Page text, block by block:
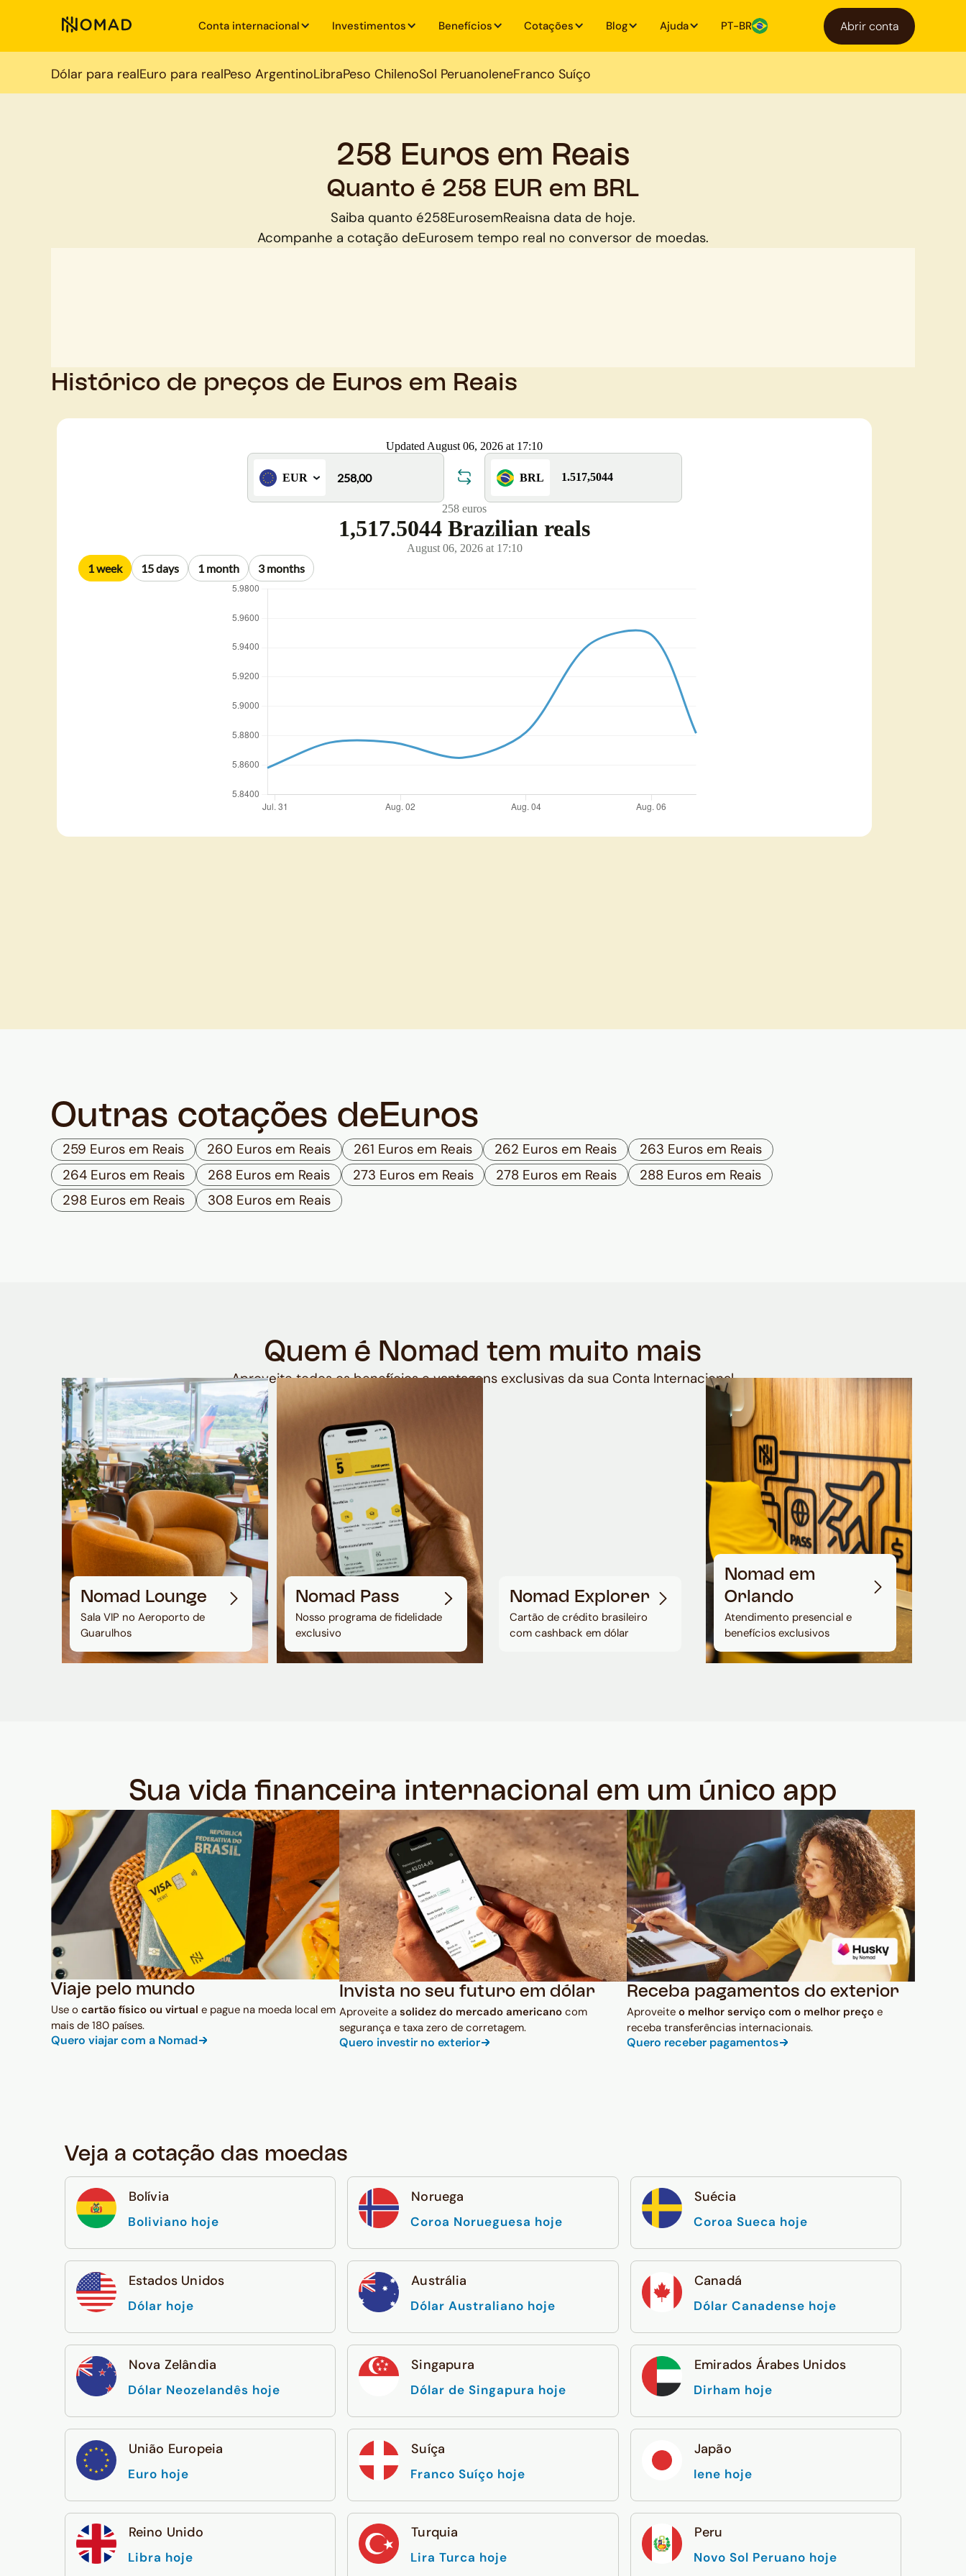
Conta internacional Investimentos Benefícios Cotações Blog Ajuda PT-BR Abrir conta
Dólar para realEuro para realPeso ArgentinoLibraPeso ChilenoSol PeruanoIeneFranco Suíço
258 Euros em Reais
Quanto é 258 EUR em BRL
Saiba quanto é258EurosemReaisna data de hoje.
Acompanhe a cotação deEurosem tempo real no conversor de moedas.
Histórico de preços de Euros em Reais
Outras cotações de Euros
259 Euros em Reais 260 Euros em Reais 261 Euros em Reais 262 Euros em Reais
263 Euros em Reais
264 Euros em Reais
268 Euros em Reais 273 Euros em Reais 278 Euros em Reais
288 Euros em Reais
298 Euros em Reais
308 Euros em Reais
Quem é Nomad tem muito mais
Aproveite todos os benefícios e vantagens exclusivas da sua Conta Internacional
Nomad Lounge
Sala VIP no Aeroporto de
Guarulhos
Nomad Pass
Nosso programa de fidelidade
exclusivo
Nomad Explorer
Cartão de crédito brasileiro
com cashback em dólar
Nomad em
Orlando
Atendimento presencial e
benefícios exclusivos
Sua vida financeira internacional em um único app
Viaje pelo mundo
Use o cartão físico ou virtual e pague na moeda local em
mais de 180 países.
Quero viajar com a Nomad
Invista no seu futuro em dólar
Aproveite a solidez do mercado americanocom
segurança e taxa zero de corretagem.
Quero investir no exterior
Receba pagamentos do exterior
Aproveiteo melhor serviço com o melhor preço e
receba transferências internacionais.
Quero receber pagamentos
Veja a cotação das moedas
Bolívia
Boliviano hoje
Noruega
Coroa Norueguesa hoje
Suécia
Coroa Sueca hoje
Estados Unidos
Dólar hoje
Austrália
Dólar Australiano hoje
Canadá
Dólar Canadense hoje
Nova Zelândia
Dólar Neozelandês hoje
Singapura
Dólar de Singapura hoje
Emirados Árabes Unidos
Dirham hoje
União Europeia
Euro hoje
Suíça
Franco Suíço hoje
Japão
Iene hoje
Reino Unido
Libra hoje
Turquia
Lira Turca hoje
Peru
Novo Sol Peruano hoje